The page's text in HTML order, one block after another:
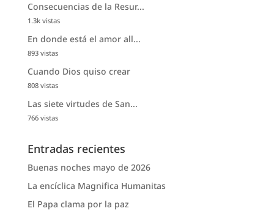
Consecuencias de la Resur...
1.3k vistas
En donde está el amor all...
893 vistas
Cuando Dios quiso crear
808 vistas
Las siete virtudes de San...
766 vistas
Entradas recientes
Buenas noches mayo de 2026
La encíclica Magnifica Humanitas
El Papa clama por la paz